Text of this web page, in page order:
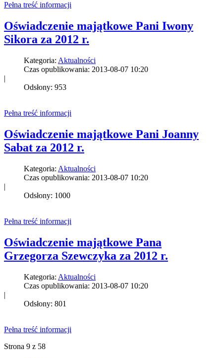
Pełna treść informacji
Oświadczenie majątkowe Pani Iwony
Sikora za 2012 r.
Kategoria: Aktualności
Czas opublikowania: 2013-08-07 10:20
|
Odsłony: 953
Pełna treść informacji
Oświadczenie majątkowe Pani Joanny
Sabat za 2012 r.
Kategoria: Aktualności
Czas opublikowania: 2013-08-07 10:20
|
Odsłony: 1000
Pełna treść informacji
Oświadczenie majątkowe Pana
Grzegorza Szewczyka za 2012 r.
Kategoria: Aktualności
Czas opublikowania: 2013-08-07 10:20
|
Odsłony: 801
Pełna treść informacji
Strona 9 z 58